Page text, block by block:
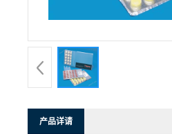
产品详请